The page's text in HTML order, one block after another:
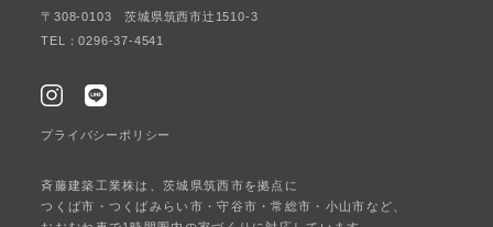
〒308-0103 茨城県筑西市辻1510-3
TEL：0296-37-4541
プライバシーポリシー
斉藤建築工業株は、茨城県筑西市を拠点に
つくば市・つくばみらい市・守谷市・常総市・小山市など、